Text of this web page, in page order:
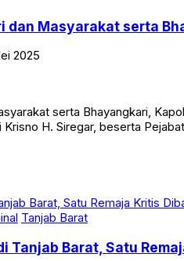
dan Masyarakat serta
2025
serta Bhayangkari,
Krisno H. Siregar, beserta
Tanjab Barat
Tanjab Barat, Satu